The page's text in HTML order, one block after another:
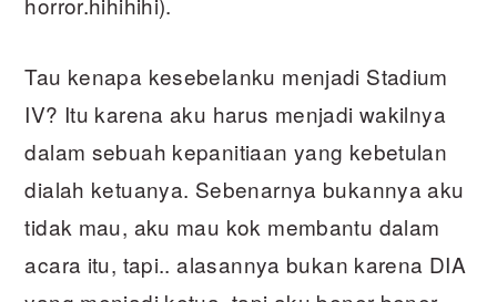
Tau kenapa kesebelanku menjadi Stadium
IV? Itu karena aku harus menjadi wakilnya
dalam sebuah kepanitiaan yang kebetulan
dialah ketuanya. Sebenarnya bukannya aku
tidak mau, aku mau kok membantu dalam
acara itu, tapi.. alasannya bukan karena DIA